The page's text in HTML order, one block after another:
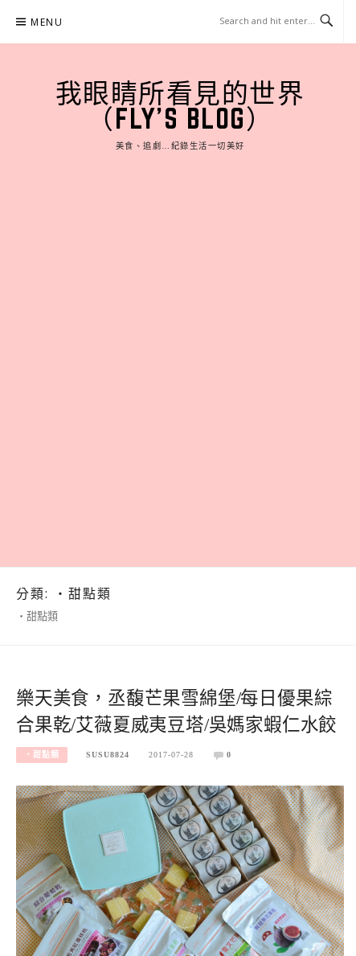
content
MENU
我眼睛所看見的世界
（FLY'S BLOG）
美食、追劇…紀錄生活一切美好
分類: ‧甜點類
‧甜點類
樂天美食，丞馥芒果雪綿堡/每日優果綜
合果乾/艾薇夏威夷豆塔/吳媽家蝦仁水餃
‧甜點類 SUSU8824 2017-07-28 0